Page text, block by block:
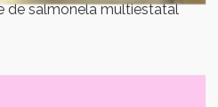
de salmonela multiestatal